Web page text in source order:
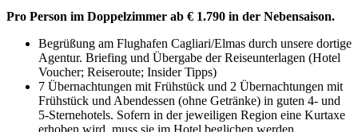
Pro Person im Doppelzimmer ab € 1.790 in der Nebensaison.
Begrüßung am Flughafen Cagliari/Elmas durch unsere dortige
Agentur. Briefing und Übergabe der Reiseunterlagen (Hotel
Voucher; Reiseroute; Insider Tipps)
7 Übernachtungen mit Frühstück und 2 Übernachtungen mit
Frühstück und Abendessen (ohne Getränke) in guten 4- und
5-Sternehotels. Sofern in der jeweiligen Region eine Kurtaxe
erhoben wird, muss sie im Hotel beglichen werden.